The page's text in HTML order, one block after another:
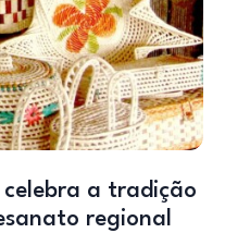
celebra a tradição
regional